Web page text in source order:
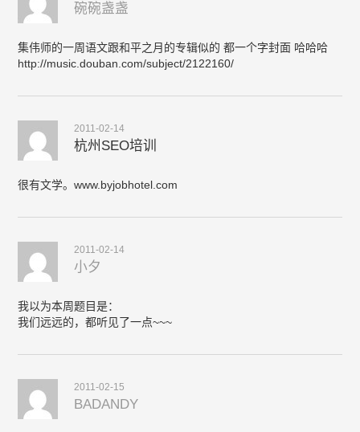
碗碗盏盏
集伟师的一周语文跟和平之月的专辑似的 都一个字封面 哈哈哈
http://music.douban.com/subject/2122160/
2011-02-14
杭州SEO培训
很有文学。www.byjobhotel.com
2011-02-14
小夕
我以为本周题目是：
我们远远的，都听见了一点~~~
2011-02-15
BADANDY